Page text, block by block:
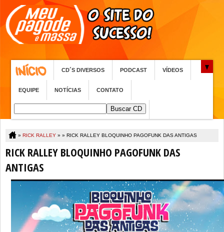
CD´S DIVERSOS PODCAST VÍDEOS
EQUIPE NOTÍCIAS CONTATO
» RICK RALLEY » » RICK RALLEY BLOQUINHO PAGOFUNK DAS ANTIGAS
RICK RALLEY BLOQUINHO PAGOFUNK DAS
ANTIGAS